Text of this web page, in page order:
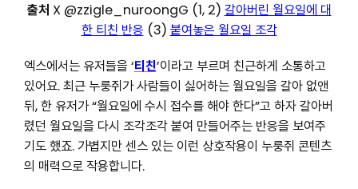
출처 X @zzigle_nuroongG (1, 2) 갈아버린 월요일에 대
한 티친 반응 (3) 붙여놓은 월요일 조각
엑스에서는 유저들을 ‘티친’이라고 부르며 친근하게 소통하고
있어요. 최근 누룽쥐가 사람들이 싫어하는 월요일을 갈아 없앤
뒤, 한 유저가 “월요일에 수시 접수를 해야 한다”고 하자 갈아버
렸던 월요일을 다시 조각조각 붙여 만들어주는 반응을 보여주
기도 했죠. 가볍지만 센스 있는 이런 상호작용이 누룽쥐 콘텐츠
의 매력으로 작용합니다.